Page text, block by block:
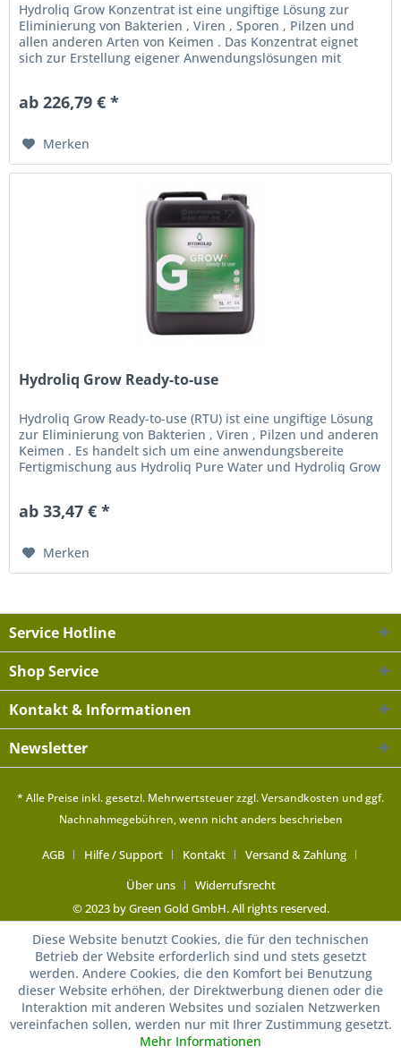
Hydroliq Grow Konzentrat ist eine ungiftige Lösung zur
Eliminierung von Bakterien , Viren , Sporen , Pilzen und
allen anderen Arten von Keimen . Das Konzentrat eignet
sich zur Erstellung eigener Anwendungslösungen mit
ab 226,79 € *
Merken
Hydroliq Grow Ready-to-use
Hydroliq Grow Ready-to-use (RTU) ist eine ungiftige Lösung
zur Eliminierung von Bakterien , Viren , Pilzen und anderen
Keimen . Es handelt sich um eine anwendungsbereite
Fertigmischung aus Hydroliq Pure Water und Hydroliq Grow
ab 33,47 € *
Merken
Service Hotline
Shop Service
Kontakt & Informationen
Newsletter
* Alle Preise inkl. gesetzl. Mehrwertsteuer zzgl.Versandkosten und ggf.
Nachnahmegebühren, wenn nicht anders beschrieben
AGB Hilfe / Support Kontakt
Versand & Zahlung
Über uns
Widerrufsrecht
© 2023 by Green Gold GmbH. All rights reserved.
Diese Website benutzt Cookies, die für den technischen
Betrieb der Website erforderlich sind und stets gesetzt
werden. Andere Cookies, die den Komfort bei Benutzung
dieser Website erhöhen, der Direktwerbung dienen oder die
Interaktion mit anderen Websites und sozialen Netzwerken
vereinfachen sollen, werden nur mit Ihrer Zustimmung gesetzt.
Mehr Informationen